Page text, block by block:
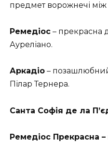
предмет ворожнечі
Ремедіос – прекрасна
Ауреліано.
Аркадіо –
Пілар Тернера.
Санта Софія де ла
Ремедіос Прекрасна –